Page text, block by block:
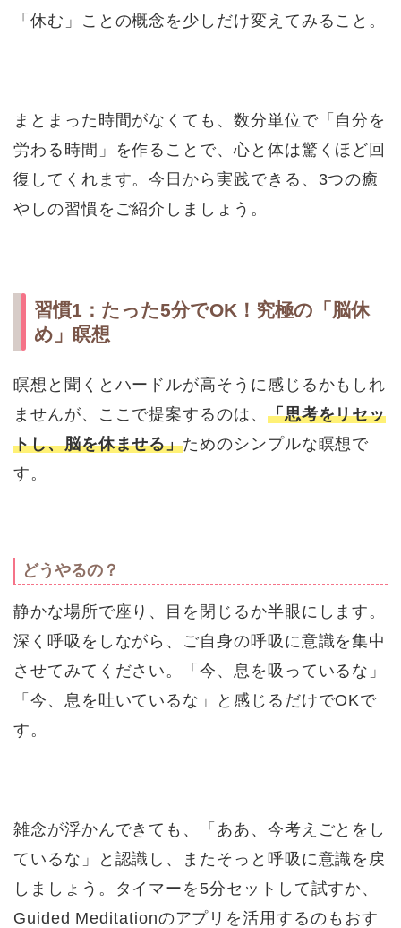
「休む」ことの概念を少しだけ変えてみること。
まとまった時間がなくても、数分単位で「自分を
労わる時間」を作ることで、心と体は驚くほど回
復してくれます。今日から実践できる、3つの癒
やしの習慣をご紹介しましょう。
習慣1：たった5分でOK！究極の「脳休
め」瞑想
瞑想と聞くとハードルが高そうに感じるかもしれ
ませんが、ここで提案するのは、 「思考をリセッ
トし、脳を休ませる」ためのシンプルな瞑想で
す。
どうやるの？
静かな場所で座り、目を閉じるか半眼にします。
深く呼吸をしながら、ご自身の呼吸に意識を集中
させてみてください。「今、息を吸っているな」
「今、息を吐いているな」と感じるだけでOKで
す。
雑念が浮かんできても、「ああ、今考えごとをし
ているな」と認識し、またそっと呼吸に意識を戻
しましょう。タイマーを5分セットして試すか、
Guided Meditationのアプリを活用するのもおす